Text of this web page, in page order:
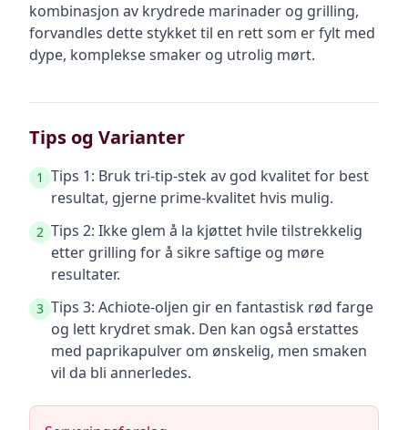
kombinasjon av krydrede marinader og grilling,
forvandles dette stykket til en rett som er fylt med
dype, komplekse smaker og utrolig mørt.
Tips og Varianter
1 Tips 1: Bruk tri-tip-stek av god kvalitet for best
resultat, gjerne prime-kvalitet hvis mulig.
2 Tips 2: Ikke glem å la kjøttet hvile tilstrekkelig
etter grilling for å sikre saftige og møre
resultater.
3 Tips 3: Achiote-oljen gir en fantastisk rød farge
og lett krydret smak. Den kan også erstattes
med paprikapulver om ønskelig, men smaken
vil da bli annerledes.